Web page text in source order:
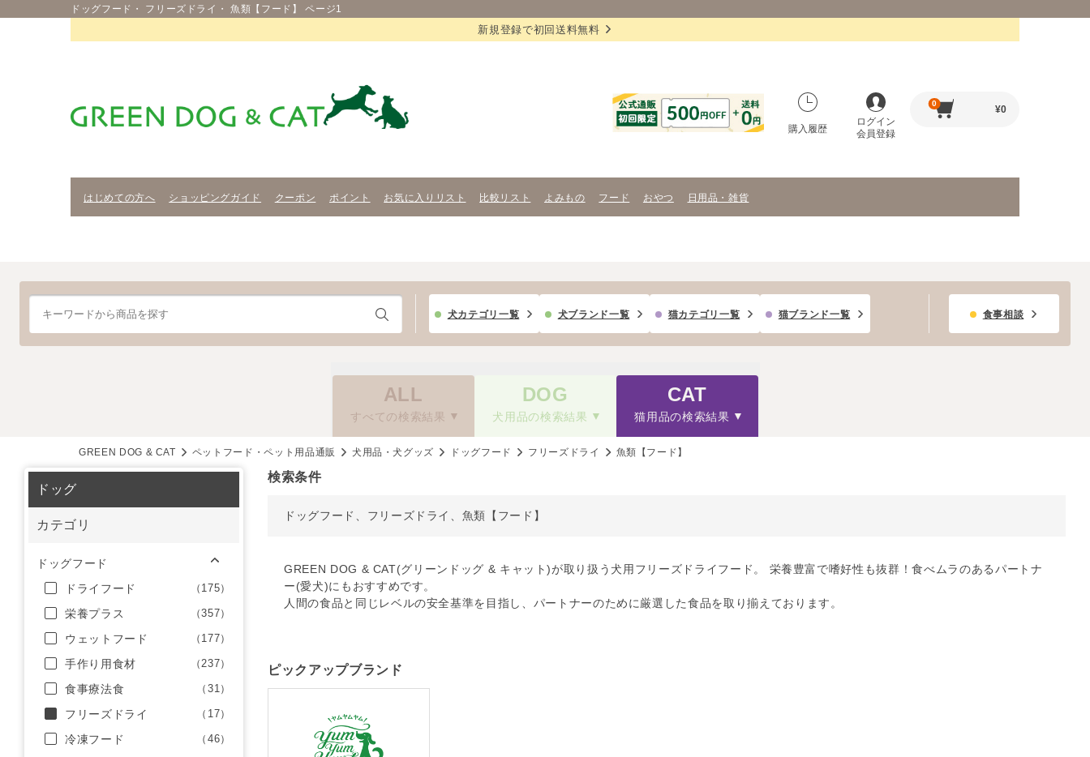
ドッグフード・ フリーズドライ・ 魚類【フード】 ページ1
新規登録で初回送料無料
購入履歴
ログイン
会員登録
0
¥0
はじめての方へ ショッピングガイド クーポン ポイント お気に入りリスト 比較リスト よみもの フード おやつ 日用品・雑貨
犬カテゴリ一覧 犬ブランド一覧 猫カテゴリ一覧 猫ブランド一覧 食事相談
ALL
すべての検索結果
DOG
犬用品の検索結果
CAT
猫用品の検索結果
GREEN DOG & CAT ペットフード・ペット用品通販 犬用品・犬グッズ ドッグフード フリーズドライ 魚類【フード】
検索条件
ドッグフード、フリーズドライ、魚類【フード】
GREEN DOG & CAT(グリーンドッグ & キャット)が取り扱う犬用フリーズドライフード。 栄養豊富で嗜好性も抜群！食べムラのあるパートナ
ー(愛犬)にもおすすめです。
人間の食品と同じレベルの安全基準を目指し、パートナーのために厳選した食品を取り揃えております。
ピックアップブランド
ドッグ
カテゴリ
ドッグフード
ドライフード
（175）
栄養プラス （357）
ウェットフード （177）
手作り用食材 （237）
食事療法食 （31）
フリーズドライ （17）
冷凍フード （46）